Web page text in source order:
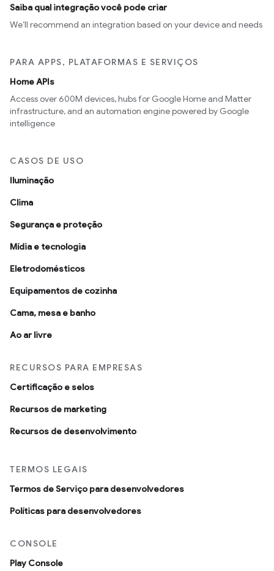
Saiba qual integração você pode criar
We’ll recommend an integration based on your device and needs
PARA APPS, PLATAFORMAS E SERVIÇOS
Home APIs
Access over 600M devices, hubs for Google Home and Matter
infrastructure, and an automation engine powered by Google
intelligence
CASOS DE USO
Iluminação
Clima
Segurança e proteção
Mídia e tecnologia
Eletrodomésticos
Equipamentos de cozinha
Cama, mesa e banho
Ao ar livre
RECURSOS PARA EMPRESAS
Certificação e selos
Recursos de marketing
Recursos de desenvolvimento
TERMOS LEGAIS
Termos de Serviço para desenvolvedores
Políticas para desenvolvedores
CONSOLE
Play Console